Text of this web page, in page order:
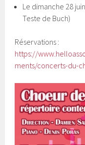
Le dimanche 28
Teste de Buch)
Réservations :
https://
ments/concerts-du-